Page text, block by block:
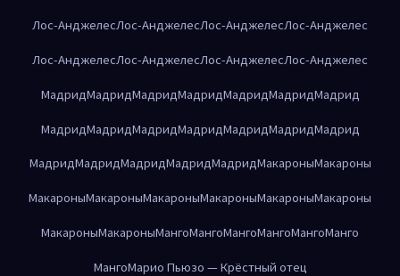
Лос-АнджелесЛос-АнджелесЛос-АнджелесЛос-Анджелес
Лос-АнджелесЛос-АнджелесЛос-АнджелесЛос-Анджелес
МадридМадридМадридМадридМадридМадридМадрид
МадридМадридМадридМадридМадридМадридМадрид
МадридМадридМадридМадридМадридМакароныМакароны
МакароныМакароныМакароныМакароныМакароныМакароны
МакароныМакароныМангоМангоМангоМангоМангоМанго
МангоМарио Пьюзо — Крёстный отец